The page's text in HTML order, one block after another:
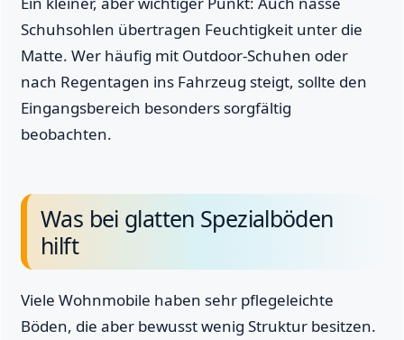
Schuhsohlen übertragen Feuchtigkeit unter die
Matte. Wer häufig mit Outdoor-Schuhen oder
nach Regentagen ins Fahrzeug steigt, sollte den
Eingangsbereich besonders sorgfältig
beobachten.
Was bei glatten Spezialböden
hilft
Viele Wohnmobile haben sehr pflegeleichte
Böden, die aber bewusst wenig Struktur besitzen.